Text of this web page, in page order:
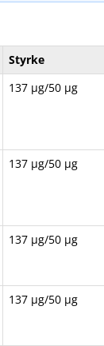
Styrke
137 μg​/​50 μg
137 μg​/​50 μg
137 µg/50 µg
137 µg/50 µg